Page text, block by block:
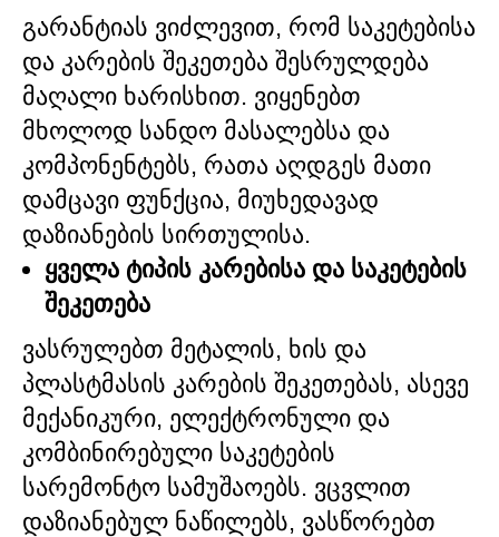
გარანტიას ვიძლევით, რომ საკეტებისა
და კარების შეკეთება შესრულდება
მაღალი ხარისხით. ვიყენებთ
მხოლოდ სანდო მასალებსა და
კომპონენტებს, რათა აღდგეს მათი
დამცავი ფუნქცია, მიუხედავად
დაზიანების სირთულისა.
ყველა ტიპის კარებისა და საკეტების
შეკეთება
ვასრულებთ მეტალის, ხის და
პლასტმასის კარების შეკეთებას, ასევე
მექანიკური, ელექტრონული და
კომბინირებული საკეტების
სარემონტო სამუშაოებს. ვცვლით
დაზიანებულ ნაწილებს, ვასწორებთ